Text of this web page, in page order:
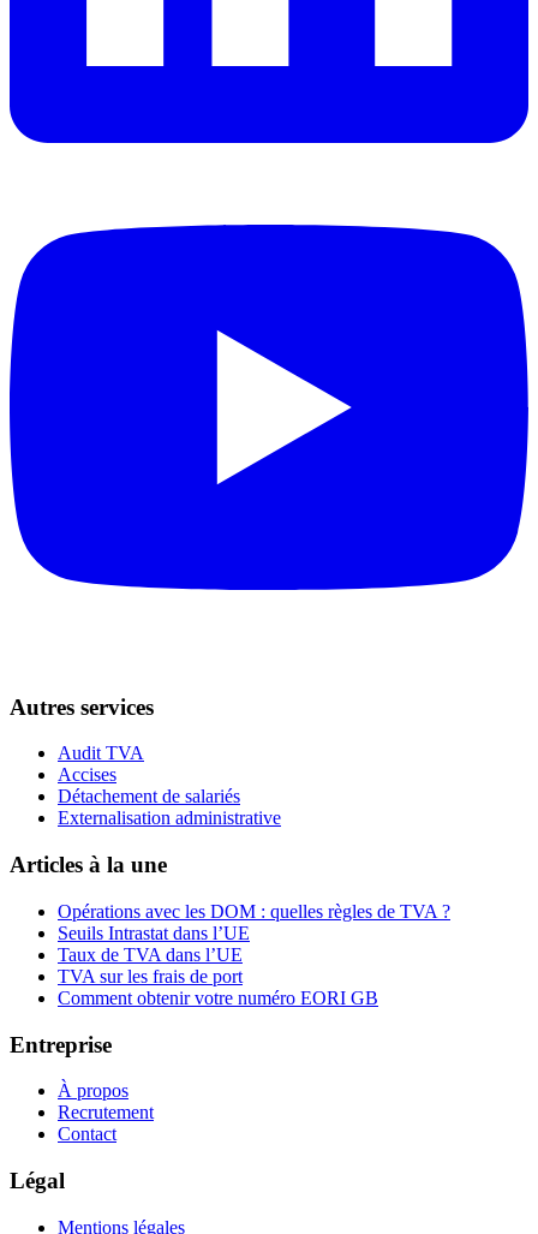
Autres services
Audit TVA
Accises
Détachement de salariés
Externalisation administrative
Articles à la une
Opérations avec les DOM : quelles règles de TVA ?
Seuils Intrastat dans l’UE
Taux de TVA dans l’UE
TVA sur les frais de port
Comment obtenir votre numéro EORI GB
Entreprise
À propos
Recrutement
Contact
Légal
Mentions légales